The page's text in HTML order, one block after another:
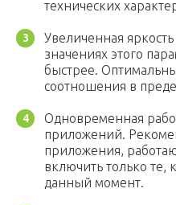
технических
Увеличенная
значениях этого
быстрее.
соотношения в
Одновременная
приложений.
приложения,
включить только
данный момент.